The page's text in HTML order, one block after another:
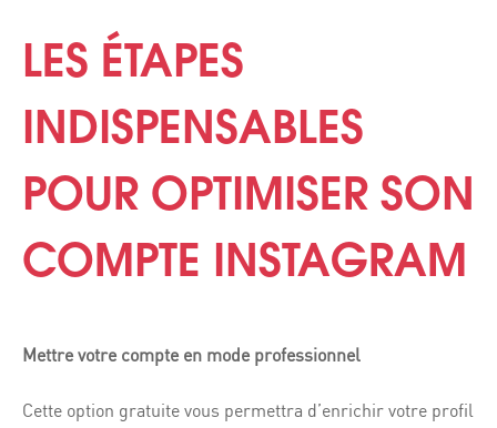
LES ÉTAPES
INDISPENSABLES
POUR OPTIMISER SON
COMPTE INSTAGRAM
Mettre votre compte en mode professionnel
Cette option gratuite vous permettra d’enrichir votre profil